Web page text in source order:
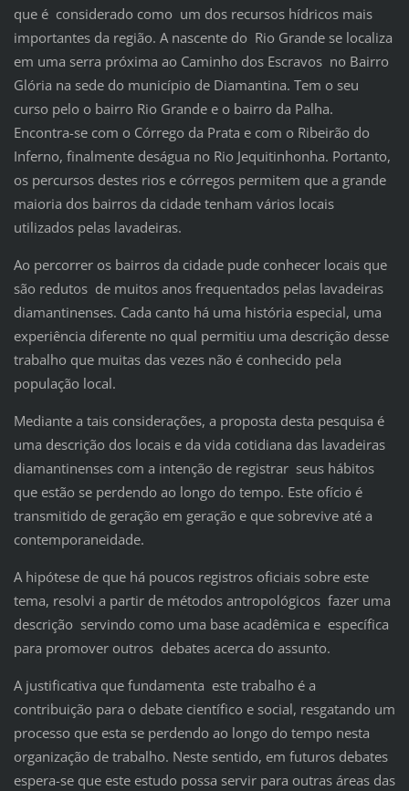
que é considerado como um dos recursos hídricos mais
importantes da região. A nascente do Rio Grande se localiza
em uma serra próxima ao Caminho dos Escravos no Bairro
Glória na sede do município de Diamantina. Tem o seu
curso pelo o bairro Rio Grande e o bairro da Palha.
Encontra-se com o Córrego da Prata e com o Ribeirão do
Inferno, finalmente deságua no Rio Jequitinhonha. Portanto,
os percursos destes rios e córregos permitem que a grande
maioria dos bairros da cidade tenham vários locais
utilizados pelas lavadeiras.
Ao percorrer os bairros da cidade pude conhecer locais que
são redutos de muitos anos frequentados pelas lavadeiras
diamantinenses. Cada canto há uma história especial, uma
experiência diferente no qual permitiu uma descrição desse
trabalho que muitas das vezes não é conhecido pela
população local.
Mediante a tais considerações, a proposta desta pesquisa é
uma descrição dos locais e da vida cotidiana das lavadeiras
diamantinenses com a intenção de registrar seus hábitos
que estão se perdendo ao longo do tempo. Este ofício é
transmitido de geração em geração e que sobrevive até a
contemporaneidade.
A hipótese de que há poucos registros oficiais sobre este
tema, resolvi a partir de métodos antropológicos fazer uma
descrição servindo como uma base acadêmica e específica
para promover outros debates acerca do assunto.
A justificativa que fundamenta este trabalho é a
contribuição para o debate científico e social, resgatando um
processo que esta se perdendo ao longo do tempo nesta
organização de trabalho. Neste sentido, em futuros debates
espera-se que este estudo possa servir para outras áreas das